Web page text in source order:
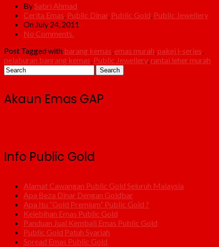
By Sabri Ahmad
Cerita Emas Public Dinar, Public Gold Public Jewellery
On July 24, 2011
No Comments.
Post Tagged with barang kemas emas murah pakej i-series
pelaburan banrang kemas Public Jewellery, rantai leher murah
Akaun Emas GAP
Info Public Gold
Alamat Cawangan Public Gold Seluruh Malaysia
Apa Beza Dinar Dengan Goldbar
Apa Itu “Gold Premium” Public Gold ?
Kelebihan Emas Public Gold
Panduan Jual Kembali Emas Public Gold
Public Gold Patuh Syariah
Spread Emas Public Gold